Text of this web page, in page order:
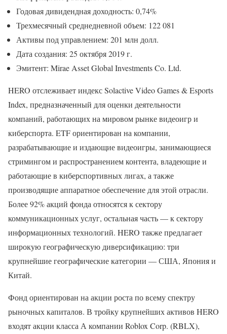
Годовая дивидендная доходность: 0,74%
Трехмесячный среднедневной объем: 122 081
Активы под управлением: 201 млн долл.
Дата создания: 25 октября 2019 г.
Эмитент: Mirae Asset Global Investments Co. Ltd.
HERO отслеживает индекс Solactive Video Games & Esports
Index, предназначенный для оценки деятельности
компаний, работающих на мировом рынке видеоигр и
киберспорта. ETF ориентирован на компании,
разрабатывающие и издающие видеоигры, занимающиеся
стримингом и распространением контента, владеющие и
работающие в киберспортивных лигах, а также
производящие аппаратное обеспечение для этой отрасли.
Более 92% акций фонда относятся к сектору
коммуникационных услуг, остальная часть — к сектору
информационных технологий. HERO также предлагает
широкую географическую диверсификацию: три
крупнейшие географические категории — США, Япония и
Китай.
Фонд ориентирован на акции роста по всему спектру
рыночных капиталов. В тройку крупнейших активов HERO
входят акции класса А компании Roblox Corp. (RBLX),